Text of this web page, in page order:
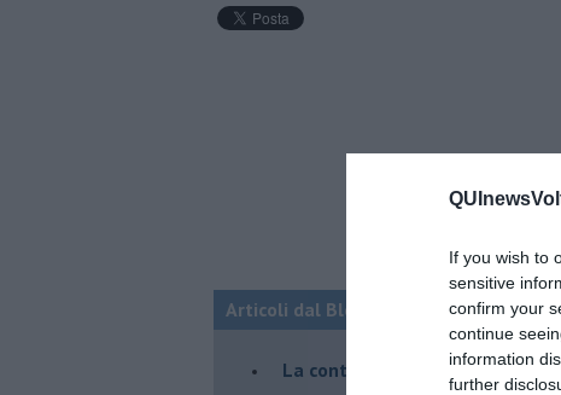
If you wish to
sensitive
confirm your
continue
information
further
Articoli dal Blog “Racconti della
La controversia degli azzimi